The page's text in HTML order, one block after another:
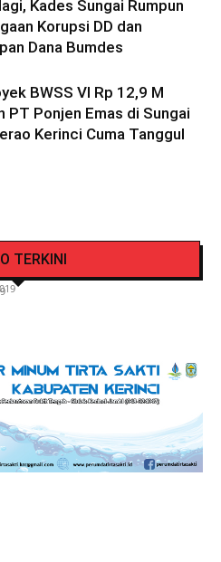
Kades Sungai Rumpun
Korupsi DD dan
Dana Bumdes
BWSS VI Rp 12,9 M
PT Ponjen Emas di Sungai
Kerinci Cuma Tanggul
TERKINI
Iglesias di Gunung
Pengendara Segelas
Perhubungan Vs
Bukti Video Mesum Hot